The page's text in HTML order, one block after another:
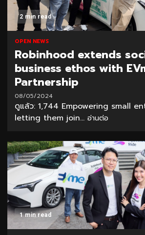
2 min read
OPEN NEWS
Robinhood extends
business ethos with
Partnership
08/05/2024
ดูแล้ว: 1,744 Empowering small
letting them join... อ่านต่อ
1 min read